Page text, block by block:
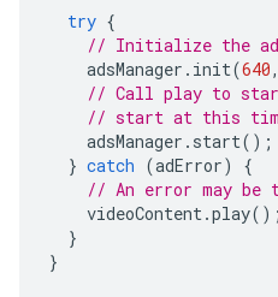
try {
// Initialize the ads
adsManager . init(640,
// Call play to
// start at this
adsManager . start();
} catch (adError)
{
// An error may be
videoContent.play();
}
}